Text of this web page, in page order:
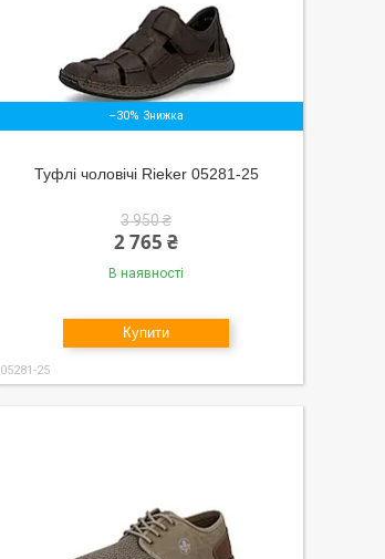
–30%
Туфлі чоловічі Rieker 05281-25
3 950 ₴
2 765 ₴
В наявності
Купити
05281-25